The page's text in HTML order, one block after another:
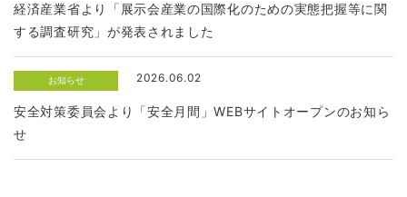
経済産業省より「展示会産業の国際化のための実態把握等に関
する調査研究」が発表されました
お知らせ 2026.06.02
安全対策委員会より「安全月間」WEBサイトオープンのお知ら
せ